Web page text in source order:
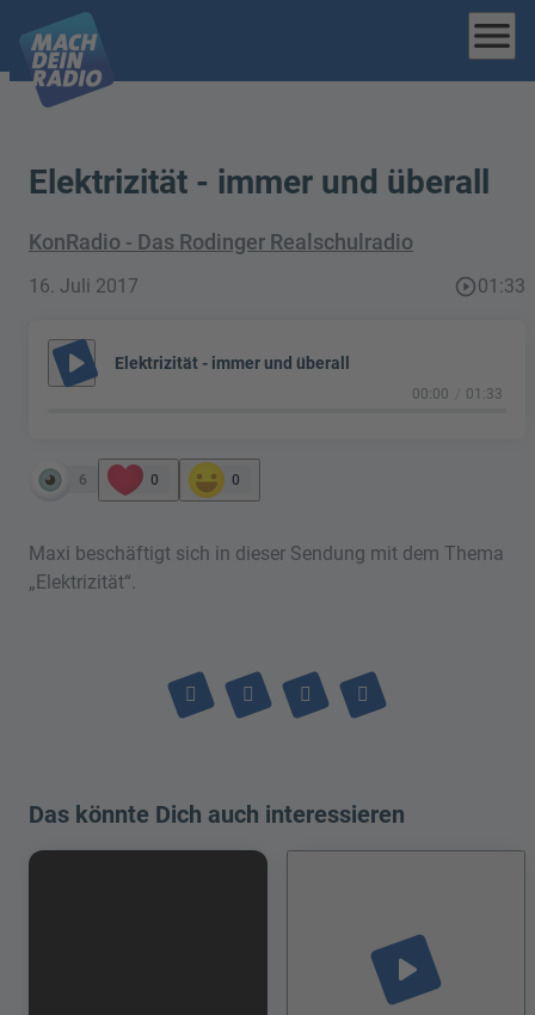
menu
Elektrizität - immer und überall
KonRadio - Das Rodinger Realschulradio
16. Juli 2017 play_circle_outline01:33
play_arrow Elektrizität - immer und überall
00:00 01:33
6 0 0
Maxi beschäftigt sich in dieser Sendung mit dem Thema
„Elektrizität“.
Das könnte Dich auch interessieren
play_arrow